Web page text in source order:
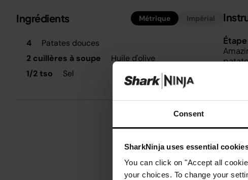
Consent
SharkNinja uses essential
You can click on "Accept all
your choices. To change your
Ingrédients Métrique Impérial
4
Patates douces
2 cuillères à soupe
Huile d'olive
1/2 tso
Sel
Étape
et le
35